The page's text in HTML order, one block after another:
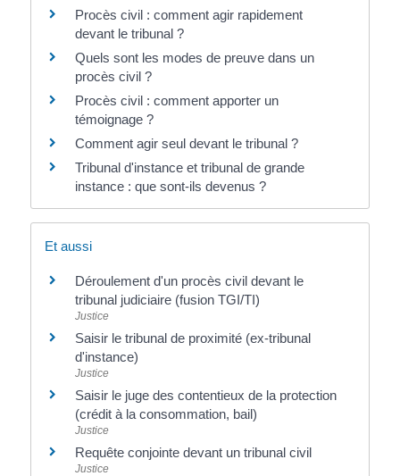
Procès civil : comment agir rapidement
devant le tribunal ?
Quels sont les modes de preuve dans un
procès civil ?
Procès civil : comment apporter un
témoignage ?
Comment agir seul devant le tribunal ?
Tribunal d'instance et tribunal de grande
instance : que sont-ils devenus ?
Et aussi
Déroulement d'un procès civil devant le
tribunal judiciaire (fusion TGI/TI)
Justice
Saisir le tribunal de proximité (ex-tribunal
d'instance)
Justice
Saisir le juge des contentieux de la protection
(crédit à la consommation, bail)
Justice
Requête conjointe devant un tribunal civil
Justice